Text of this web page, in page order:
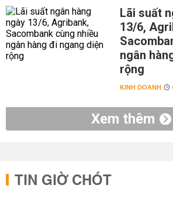
Lãi suất
13/6,
ngân
rộng
KINH DOANH
Xem thêm
TIN GIỜ CHÓT